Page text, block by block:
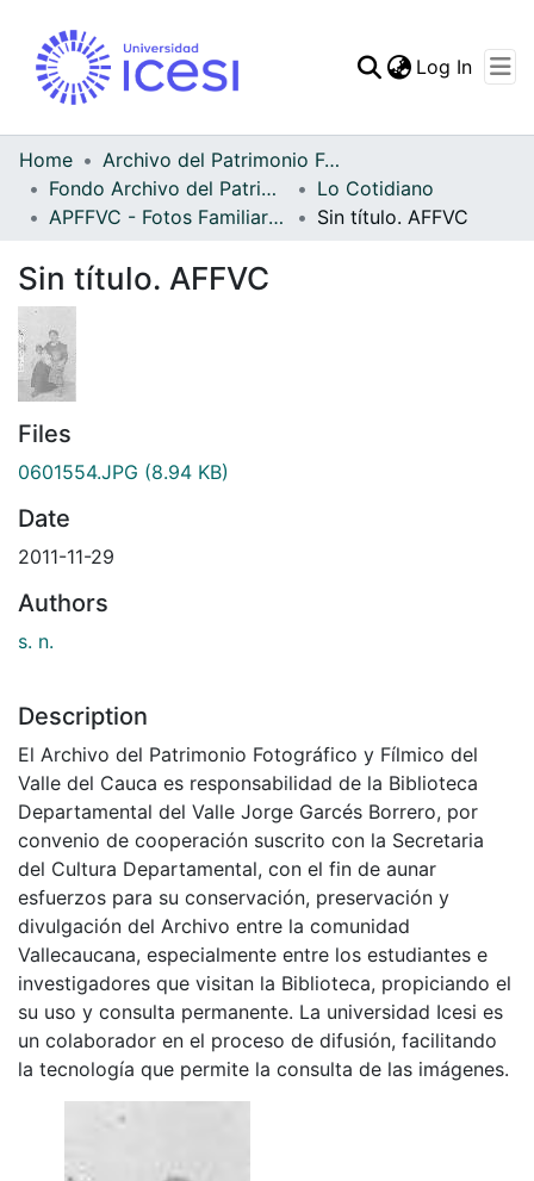
Statistics
Log In
Home
Archivo del Patrimonio Fotográfico y Fílmico del Valle del Cauca
Fondo Archivo del Patrimonio Fotográfico y Fílmico del Valle del Cauca
Lo Cotidiano
APFFVC - Fotos Familiares - Patrimonial
Sin título. AFFVC
Sin título. AFFVC
Files
0601554.JPG (8.94 KB)
Date
2011-11-29
Authors
s. n.
Description
El Archivo del Patrimonio Fotográfico y Fílmico del
Valle del Cauca es responsabilidad de la Biblioteca
Departamental del Valle Jorge Garcés Borrero, por
convenio de cooperación suscrito con la Secretaria
del Cultura Departamental, con el fin de aunar
esfuerzos para su conservación, preservación y
divulgación del Archivo entre la comunidad
Vallecaucana, especialmente entre los estudiantes e
investigadores que visitan la Biblioteca, propiciando el
su uso y consulta permanente. La universidad Icesi es
un colaborador en el proceso de difusión, facilitando
la tecnología que permite la consulta de las imágenes.